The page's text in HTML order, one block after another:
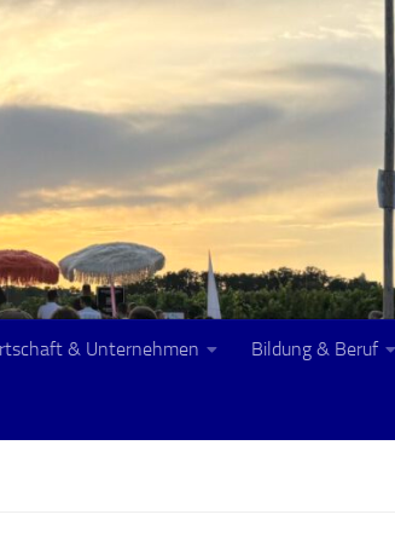
& Unternehmen Bildung & Beruf